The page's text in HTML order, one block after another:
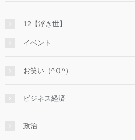
12【浮き世】
イベント
お笑い（^Ｏ^）
ビジネス経済
政治